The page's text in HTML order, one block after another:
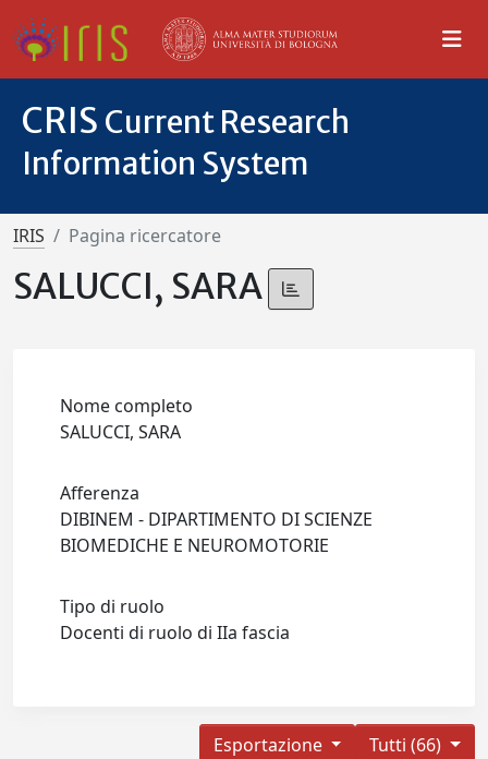
CRIS Current Research
Information System
IRIS Pagina ricercatore
SALUCCI, SARA
Nome completo
SALUCCI, SARA
Afferenza
DIBINEM - DIPARTIMENTO DI SCIENZE
BIOMEDICHE E NEUROMOTORIE
Tipo di ruolo
Docenti di ruolo di IIa fascia
Tutti (66)
Esportazione